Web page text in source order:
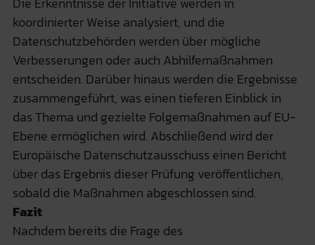
koordinierter Weise analysiert, und die
Datenschutzbehörden werden über mögliche
Verbesserungen oder auch Abhilfemaßnahmen
entscheiden. Darüber hinaus werden die Ergebnisse
zusammengeführt, was einen tieferen Einblick in
das Thema und gezielte Folgemaßnahmen auf EU-
Ebene ermöglichen wird. Abschließend wird der
Europäische Datenschutzausschuss einen Bericht
über das Ergebnis dieser Prüfung veröffentlichen,
sobald die Maßnahmen abgeschlossen sind.
Fazit
Nachdem bereits die Frage des